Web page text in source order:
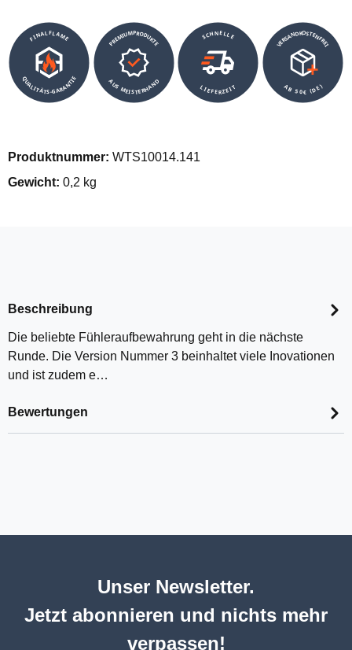
FINALFLAME
QUALITÄTS-GARANTIE
PREMIUMPRODUKTE
AUS MEISTERHAND
SCHNELLE
LIEFERZEIT
VERSANDKOSTENFREI
AB 50€ (DE)
Produktnummer: WTS10014.141
Gewicht: 0,2 kg
Beschreibung
Die beliebte Fühleraufbewahrung geht in die nächste
Runde. Die Version Nummer 3 beinhaltet viele Inovationen
und ist zudem e…
Bewertungen
Unser Newsletter.
Jetzt abonnieren und nichts mehr
verpassen!